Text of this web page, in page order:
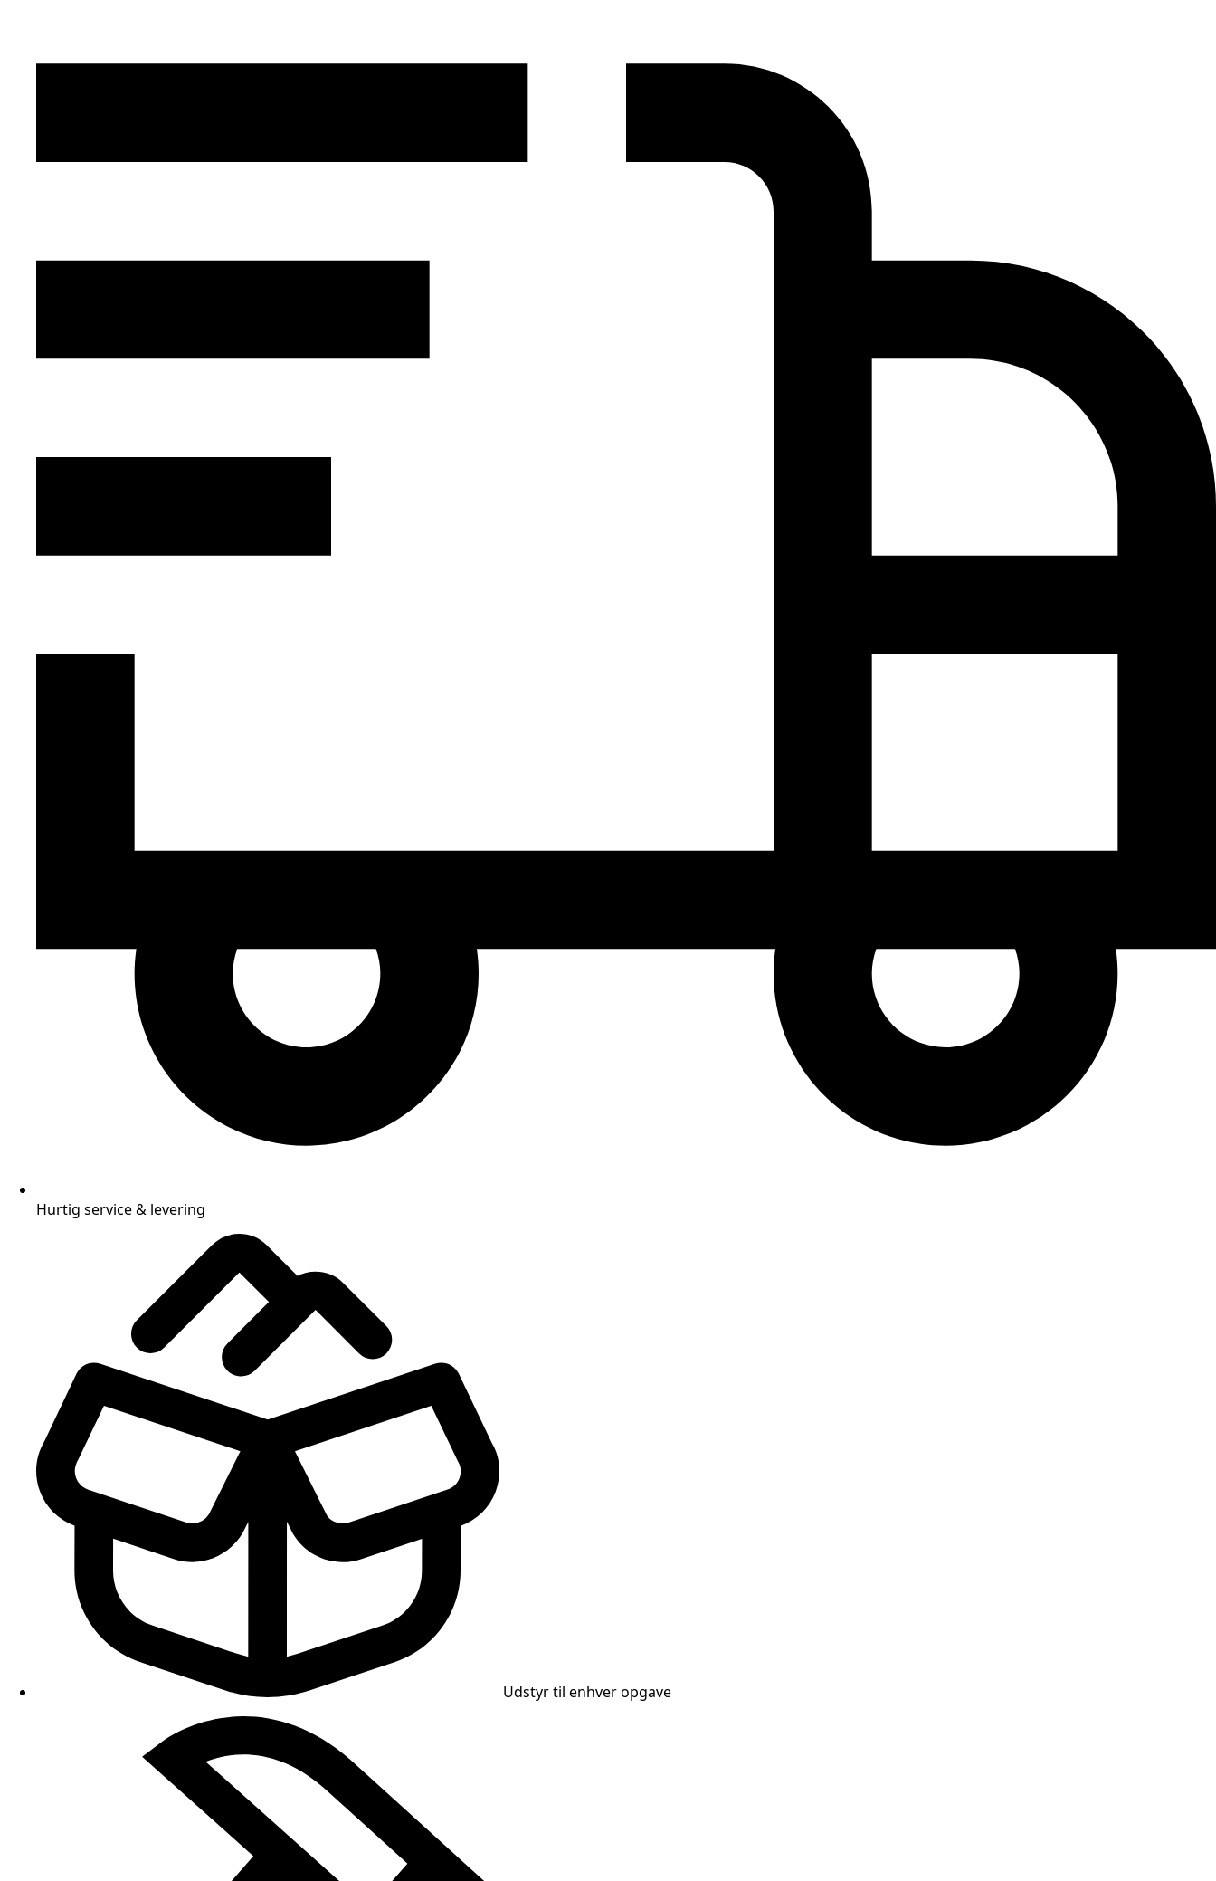
Hurtig service & levering
Udstyr til enhver opgave